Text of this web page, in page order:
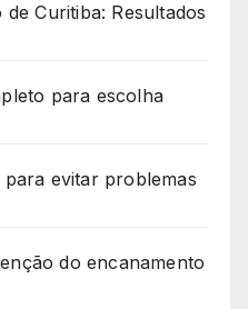
Curitiba: Resultados
para escolha
evitar problemas
do encanamento